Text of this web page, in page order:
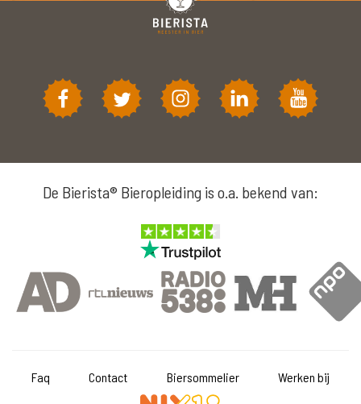
De Bierista® Bieropleiding is o.a. bekend van:
Faq Contact Biersommelier Werken bij